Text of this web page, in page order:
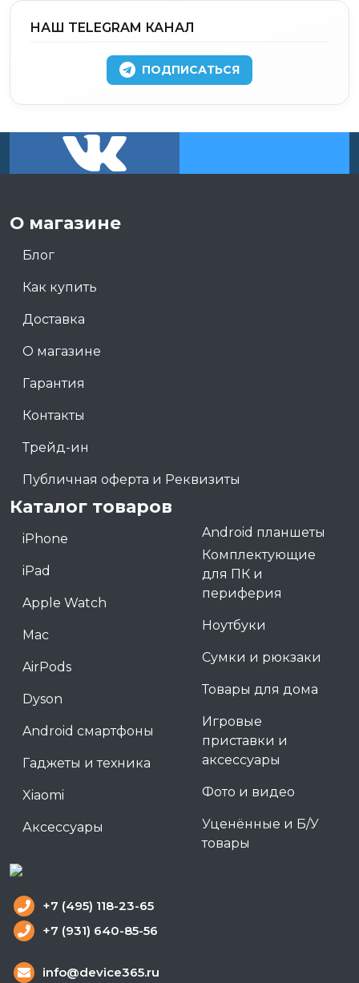
НАШ TELEGRAM КАНАЛ
ПОДПИСАТЬСЯ
О магазине
Блог
Как купить
Доставка
О магазине
Гарантия
Контакты
Трейд-ин
Публичная оферта и Реквизиты
Каталог товаров
iPhone
iPad
Apple Watch
Mac
AirPods
Dyson
Android смартфоны
Гаджеты и техника
Xiaomi
Аксессуары
Android планшеты
Комплектующие
для ПК и
периферия
Ноутбуки
Сумки и рюкзаки
Товары для дома
Игровые
приставки и
аксессуары
Фото и видео
Уценённые и Б/У
товары
+7 (495) 118-23-65
+7 (931) 640-85-56
info@device365.ru